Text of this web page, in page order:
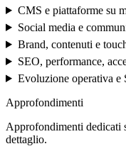
CMS e piattaforme su
Social media e
Brand, contenuti e
SEO, performance,
Evoluzione operativa e
Approfondimenti
Approfondimenti dedicati
dettaglio.